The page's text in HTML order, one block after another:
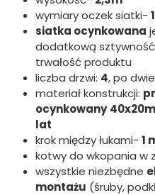
wymiary oczek siatki-
siatka ocynkowana
dodatkową sztywność
trwałość produktu
liczba drzwi: 4, po
materiał konstrukcji:
ocynkowany
lat
krok między łukami- 1
kotwy do wkopania w
wszystkie niezbędne
montażu (śruby,